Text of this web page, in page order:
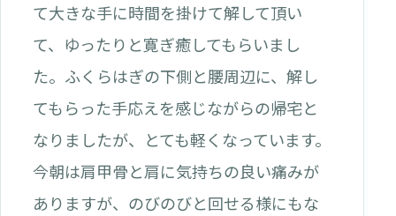
て大きな手に時間を掛けて解して頂い
て、ゆったりと寛ぎ癒してもらいまし
た。ふくらはぎの下側と腰周辺に、解し
てもらった手応えを感じながらの帰宅と
なりましたが、とても軽くなっています。
今朝は肩甲骨と肩に気持ちの良い痛みが
ありますが、のびのびと回せる様にもな